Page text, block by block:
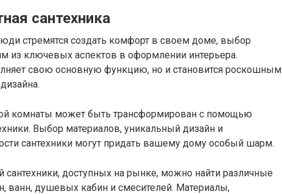
сантехника
стремятся создать комфорт в своем доме, выбор
из ключевых аспектов в оформлении интерьера.
свою основную функцию, но и становится роскошным
комнаты может быть трансформирован с помощью
Выбор материалов, уникальный дизайн и
сантехники могут придать вашему дому особый шарм.
доступных на рынке, можно найти различные
ванн, душевых кабин и смесителей. Материалы,